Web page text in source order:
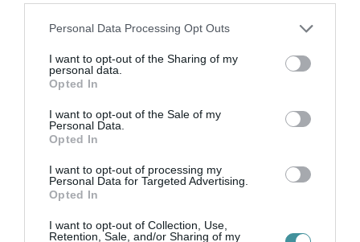
Please note that this website/app uses one or more Google
not limited to your visit or usage behaviour. You may click to
grant or deny consent to Google and its third-party tags to
use your data for below specified purposes in below Google
consent section.
Personal Data Processing Opt Outs
I want to opt-out of the Sharing of my
personal data.
Opted In
I want to opt-out of the Sale of my
Personal Data.
Opted In
I want to opt-out of processing my
Personal Data for Targeted Advertising.
Opted In
I want to opt-out of Collection, Use,
Retention, Sale, and/or Sharing of my
Legfrissebb híreink
„NEM TETTÜNK NYOMÁST A FIUNKRA” –